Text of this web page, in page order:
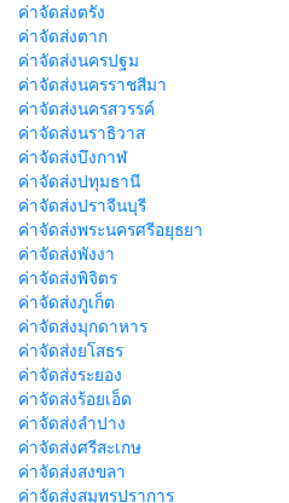
ค่าจัดส่งตรัง
ค่าจัดส่งตาก
ค่าจัดส่งนครปฐม
ค่าจัดส่งนครราชสีมา
ค่าจัดส่งนครสวรรค์
ค่าจัดส่งนราธิวาส
ค่าจัดส่งบึงกาฬ
ค่าจัดส่งปทุมธานี
ค่าจัดส่งปราจีนบุรี
ค่าจัดส่งพระนครศรีอยุธยา
ค่าจัดส่งพังงา
ค่าจัดส่งพิจิตร
ค่าจัดส่งภูเก็ต
ค่าจัดส่งมุกดาหาร
ค่าจัดส่งยโสธร
ค่าจัดส่งระยอง
ค่าจัดส่งร้อยเอ็ด
ค่าจัดส่งลำปาง
ค่าจัดส่งศรีสะเกษ
ค่าจัดส่งสงขลา
ค่าจัดส่งสมุทรปราการ